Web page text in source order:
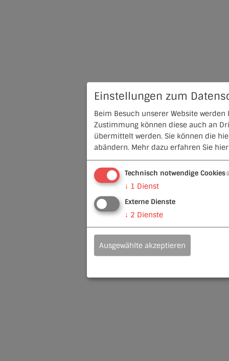
Einstellungen zum
Beim Besuch unserer Website
Zustimmung können diese auch an
übermittelt werden. Sie können die
abändern. Mehr dazu erfahren Sie
Technisch notwendige Cookies
↓ 1 Dienst
Externe Dienste
↓ 2 Dienste
Ausgewählte akzeptieren